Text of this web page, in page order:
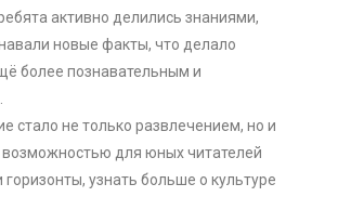
активно делились знаниями,
новые факты, что делало
более познавательным и
стало не только развлечением, но и
для юных читателей
узнать больше о культуре